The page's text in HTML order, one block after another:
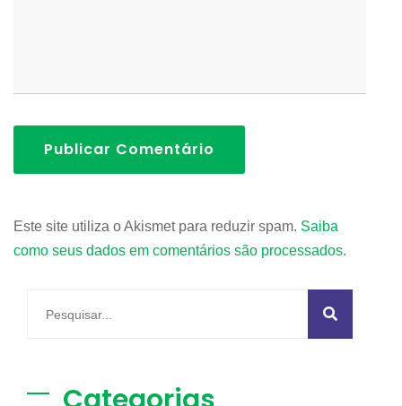
Publicar Comentário
Este site utiliza o Akismet para reduzir spam. Saiba
como seus dados em comentários são processados.